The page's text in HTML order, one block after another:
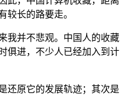
较长的路要走。
我并不悲观。中国人的收藏
俱进，不少人已经加入到计
还原它的发展轨迹；其次是